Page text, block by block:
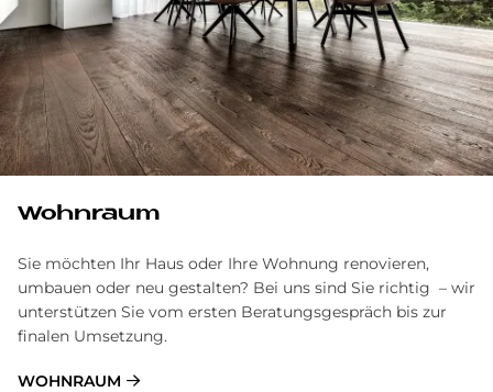
Wohnraum
Sie möchten Ihr Haus oder Ihre Wohnung renovieren,
umbauen oder neu gestalten? Bei uns sind Sie richtig – wir
unterstützen Sie vom ersten Beratungsgespräch bis zur
finalen Umsetzung.
WOHNRAUM